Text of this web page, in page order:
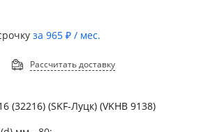
за 965 ₽ / мес.
Рассчитать доставку
(32216) (SKF-Луцк) (VKHB 9138)